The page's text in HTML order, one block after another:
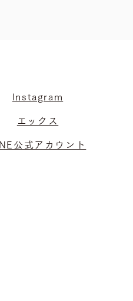
Instagram
エックス
公式アカウント